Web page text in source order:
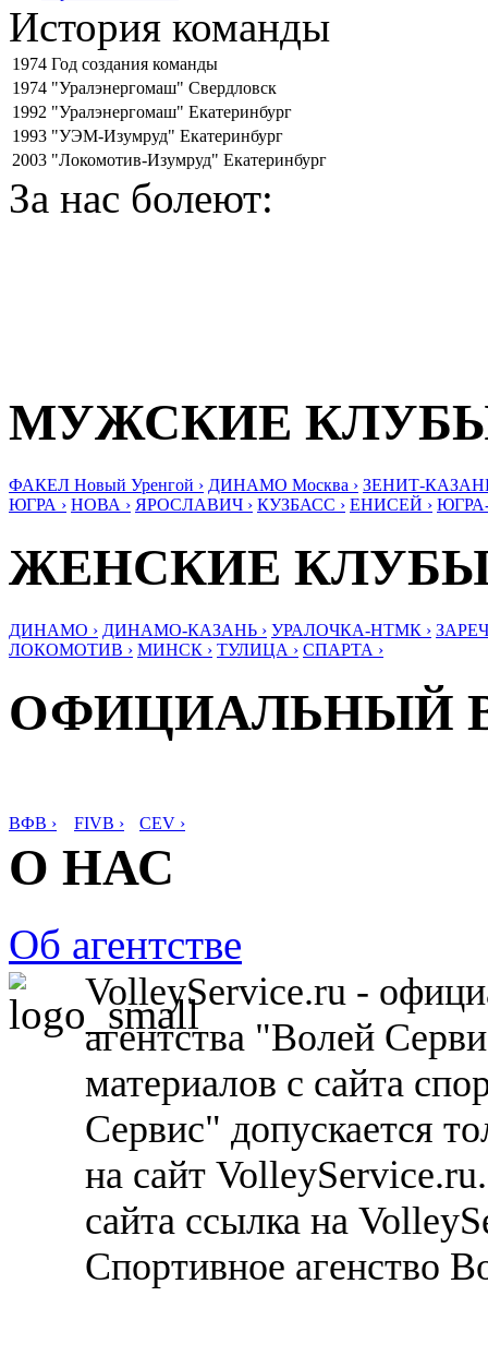
История команды
1974 Год создания команды
1974 "Уралэнергомаш" Свердловск
1992 "Уралэнергомаш" Екатеринбург
1993 "УЭМ-Изумруд" Екатеринбург
2003 "Локомотив-Изумруд" Екатеринбург
За нас болеют:
МУЖСКИЕ
ФАКЕЛ Новый Уренгой › ДИНАМО Москва › ЗЕНИТ-
ЮГРА › НОВА › ЯРОСЛАВИЧ › КУЗБАСС › ЕНИСЕЙ ›
ЖЕНСКИЕ
ДИНАМО › ДИНАМО-КАЗАНЬ › УРАЛОЧКА-НТМК ›
ЛОКОМОТИВ › МИНСК › ТУЛИЦА › СПАРТА ›
ОФИЦИАЛЬНЫЙ
ВФВ › FIVB › CEV ›
О НАС
Об агентстве
VolleyService.ru -
агентства "Волей
материалов с сайта
Сервис" допускается
на сайт
сайта ссылка на
Спортивное агенство